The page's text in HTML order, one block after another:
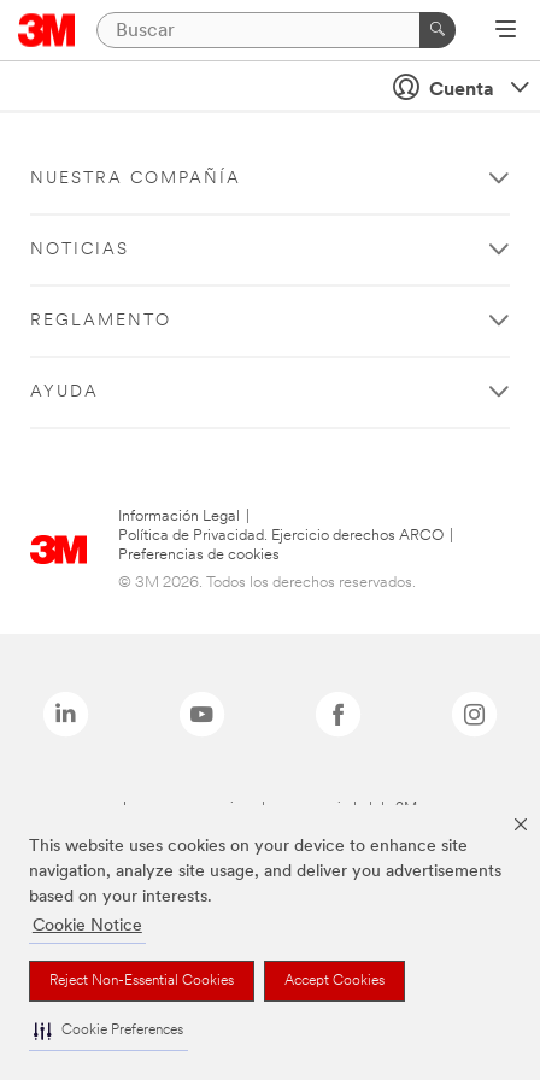
This website uses cookies on your device to enhance site
navigation, analyze site usage, and deliver you advertisements
based on your interests.
Cookie Notice
Reject Non-Essential Cookies Accept Cookies
Cookie Preferences
Cuenta
NUESTRA COMPAÑÍA
NOTICIAS
REGLAMENTO
AYUDA
Información Legal
Política de Privacidad. Ejercicio derechos ARCO
Preferencias de cookies
© 3M 2026. Todos los derechos reservados.
Las marcas mencionadas son propiedad de 3M